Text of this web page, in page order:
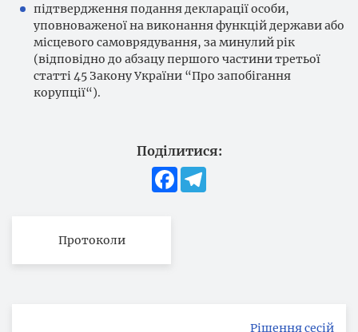
підтвердження подання декларації особи,
уповноваженої на виконання функцій держави або
місцевого самоврядування, за минулий рік
(відповідно до абзацу першого частини третьої
статті 45 Закону України “Про запобігання
корупції“).
Поділитися:
Facebook
Протоколи
Рішення сесій